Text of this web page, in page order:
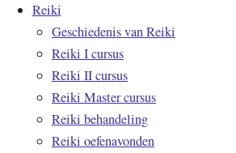
Reiki
Geschiedenis van Reiki
Reiki I cursus
Reiki II cursus
Reiki Master cursus
Reiki behandeling
Reiki oefenavonden